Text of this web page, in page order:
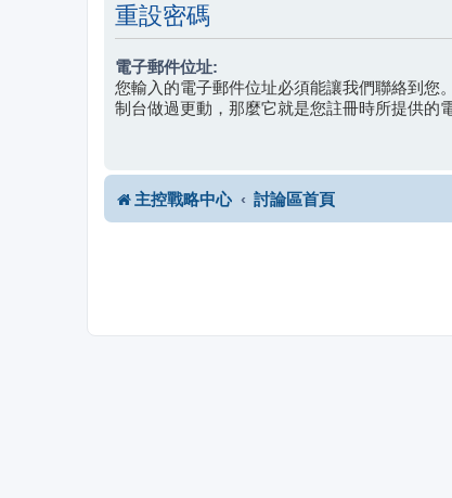
重設密碼
電子郵件位址:
您輸入的電子郵件位址必須能讓我們聯絡到您
制台做過更動，那麼它就是您註冊時所提供的
主控戰略中心 討論區首頁